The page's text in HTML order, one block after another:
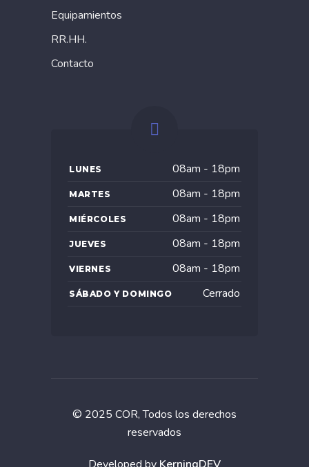
Equipamientos
RR.HH.
Contacto
LUNES 08am - 18pm
MARTES 08am - 18pm
MIÉRCOLES 08am - 18pm
JUEVES 08am - 18pm
VIERNES 08am - 18pm
SÁBADO Y DOMINGO Cerrado
© 2025 COR, Todos los derechos
reservados